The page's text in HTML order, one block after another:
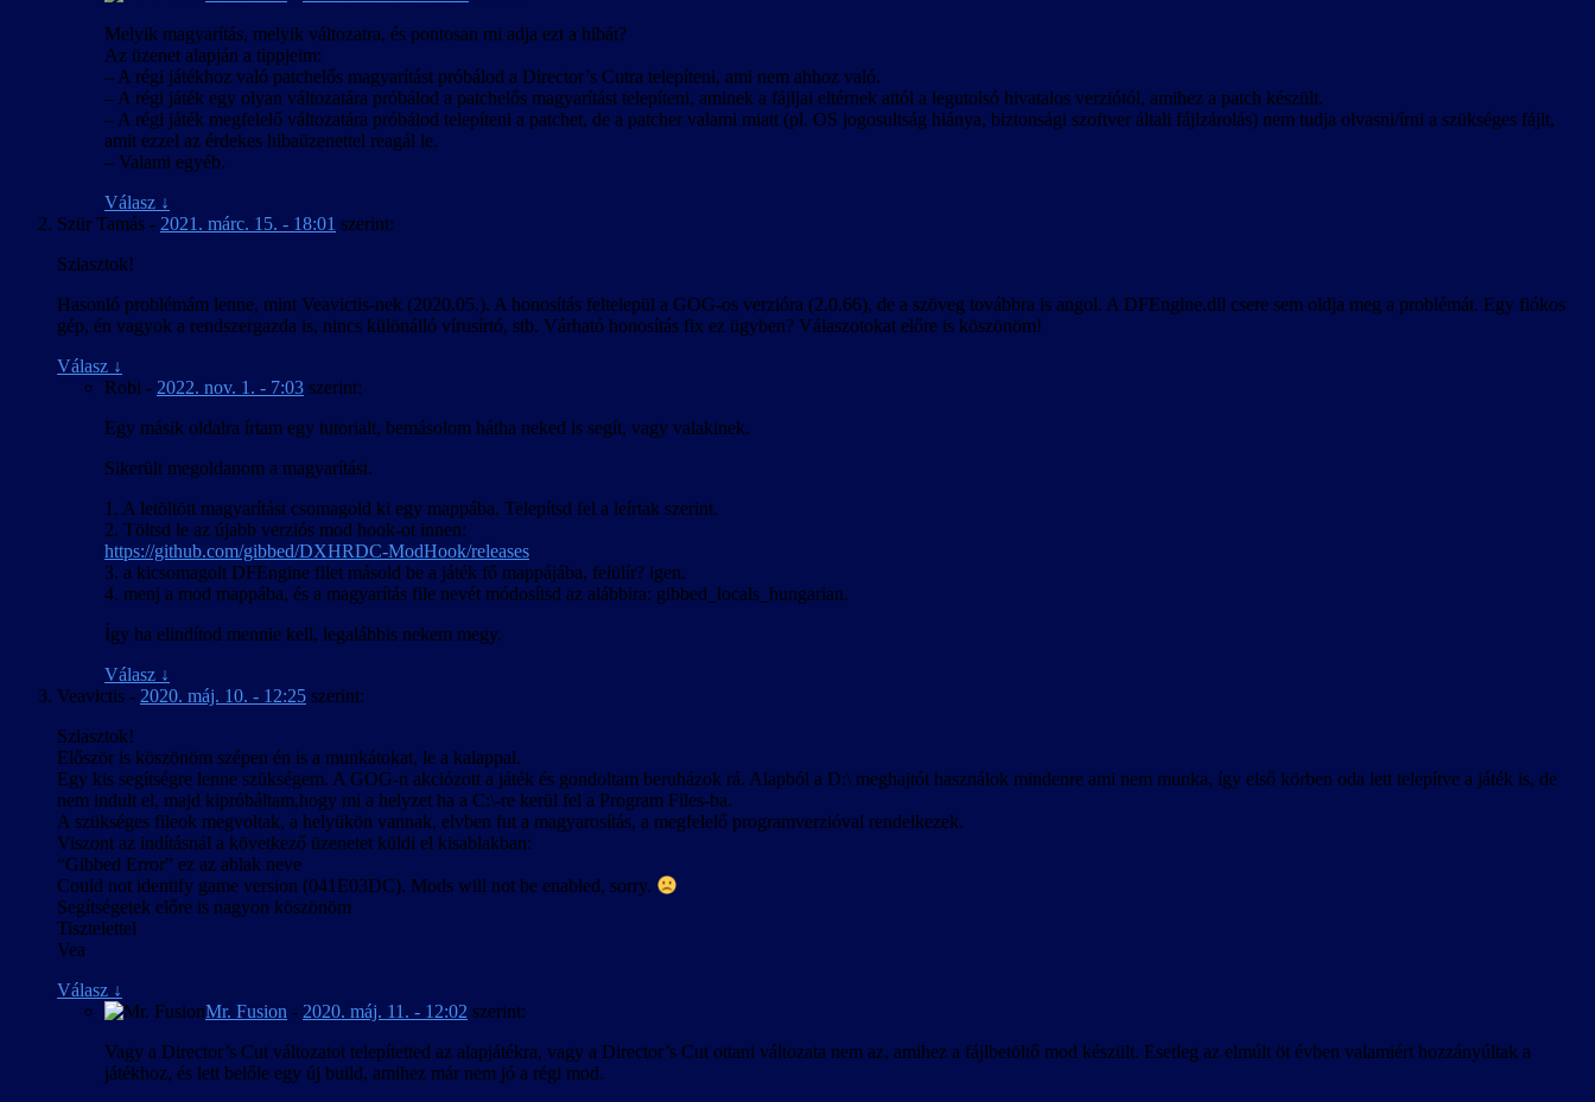
Melyik magyarítás, melyik változatra, és pontosan mi adja ezt a hibát?
Az üzenet alapján a tippjeim:
– A régi játékhoz való patchelős magyarítást próbálod a Director’s Cutra telepíteni, ami nem ahhoz való.
– A régi játék egy olyan változatára próbálod a patchelős magyarítást telepíteni, aminek a fájljai eltérnek attól a legutolsó hivatalos verziótól, amihez a patch készült.
– A régi játék megfelelő változatára próbálod telepíteni a patchet, de a patcher valami miatt (pl. OS jogosultság hiánya, biztonsági szoftver általi fájlzárolás) nem tudja olvasni/írni a szükséges fájlt,
amit ezzel az érdekes hibaüzenettel reagál le.
– Valami egyéb.
Válasz ↓
Szür Tamás - 2021. márc. 15. - 18:01 szerint:
Sziasztok!
Hasonló problémám lenne, mint Veavictis-nek (2020.05.). A honosítás feltelepül a GOG-os verzióra (2.0.66), de a szöveg továbbra is angol. A DFEngine.dll csere sem oldja meg a problémát. Egy fiókos
gép, én vagyok a rendszergazda is, nincs különálló vírusírtó, stb. Várható honosítás fix ez ügyben? Válaszotokat előre is köszönöm!
Válasz ↓
Robi - 2022. nov. 1. - 7:03 szerint:
Egy másik oldalra írtam egy tutorialt, bemásolom hátha neked is segít, vagy valakinek.
Sikerült megoldanom a magyarítást.
1. A letöltött magyarítást csomagold ki egy mappába. Telepítsd fel a leírtak szerint.
2. Töltsd le az újabb verziós mod hook-ot innen:
https://github.com/gibbed/DXHRDC-ModHook/releases
3. a kicsomagolt DFEngine filet másold be a játék fő mappájába, felülír? igen.
4. menj a mod mappába, és a magyarítás file nevét módosítsd az alábbira: gibbed_locals_hungarian.
Így ha elindítod mennie kell, legalábbis nekem megy.
Válasz ↓
Veavictis - 2020. máj. 10. - 12:25 szerint:
Sziasztok!
Először is köszönöm szépen én is a munkátokat, le a kalappal.
Egy kis segítségre lenne szükségem. A GOG-n akciózott a játék és gondoltam beruházok rá. Alapból a D:\ meghajtót használok mindenre ami nem munka, így első körben oda lett telepítve a játék is, de
nem indult el, majd kipróbáltam,hogy mi a helyzet ha a C:\-re kerül fel a Program Files-ba.
A szükséges fileok megvoltak, a helyükön vannak, elvben fut a magyarosítás, a megfelelő programverzióval rendelkezek.
Viszont az indításnál a következő üzenetet küldi el kisablakban:
“Gibbed Error” ez az ablak neve
Could not identify game version (041E03DC). Mods will not be enabled, sorry.
Segítségetek előre is nagyon köszönöm
Tisztelettel
Vea
Válasz ↓
Mr. Fusion - 2020. máj. 11. - 12:02 szerint:
Vagy a Director’s Cut változatot telepítetted az alapjátékra, vagy a Director’s Cut ottani változata nem az, amihez a fájlbetöltő mod készült. Esetleg az elmúlt öt évben valamiért hozzányúltak a
játékhoz, és lett belőle egy új build, amihez már nem jó a régi mod.